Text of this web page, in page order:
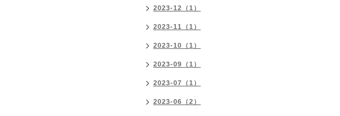
2023-12（1）
2023-11（1）
2023-10（1）
2023-09（1）
2023-07（1）
2023-06（2）